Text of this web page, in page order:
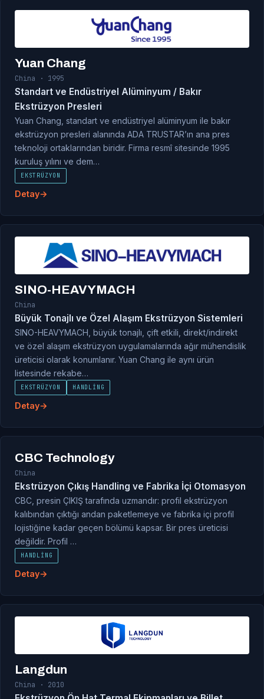
Yuan Chang
China · 1995
Standart ve Endüstriyel Alüminyum / Bakır
Ekstrüzyon Presleri
Yuan Chang, standart ve endüstriyel alüminyum ile bakır
ekstrüzyon presleri alanında ADA TRUSTAR’ın ana pres
teknoloji ortaklarından biridir. Firma resmî sitesinde 1995
kuruluş yılını ve dem…
EKSTRÜZYON
Detay
SINO-HEAVYMACH
China
Büyük Tonajlı ve Özel Alaşım Ekstrüzyon Sistemleri
SINO-HEAVYMACH, büyük tonajlı, çift etkili, direkt/indirekt
ve özel alaşım ekstrüzyon uygulamalarında ağır mühendislik
üreticisi olarak konumlanır. Yuan Chang ile aynı ürün
listesinde rekabe…
EKSTRÜZYON HANDLING
Detay
CBC Technology
China
Ekstrüzyon Çıkış Handling ve Fabrika İçi Otomasyon
CBC, presin ÇIKIŞ tarafında uzmandır: profil ekstrüzyon
kalıbından çıktığı andan paketlemeye ve fabrika içi profil
lojistiğine kadar geçen bölümü kapsar. Bir pres üreticisi
değildir. Profil …
HANDLING
Detay
Langdun
China · 2010